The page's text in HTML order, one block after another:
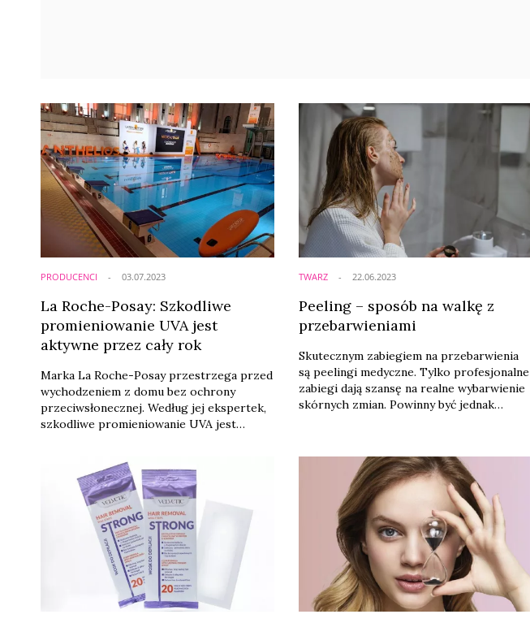
PRODUCENCI
La Roche-Posay: Szkodliwe
promieniowanie UVA jest
aktywne przez cały rok
Marka La Roche-Posay przestrzega przed
wychodzeniem z domu bez ochrony
przeciwsłonecznej. Według jej ekspertek,
szkodliwe promieniowanie UVA jest
prezentującego m.in. bestsellery i nowości
z linii przeciwsłonecznej przypomniały, że
aż 80 proc. oznak starzenia się skóry jest
spowodowane właśnie działaniem
promieniowania UV.
03.07.2023 TWARZ
Peeling – sposób na walkę z
przebarwieniami
Skutecznym zabiegiem na przebarwienia
są peelingi medyczne. Tylko profesjonalne
zabiegi dają szansę na realne wybarwienie
skórnych zmian. Powinny być jednak
medyczne mają listę przeciwwskazań.
Sprawdź, kiedy nie wolno ich
przeprowadzać.
22.06.2023